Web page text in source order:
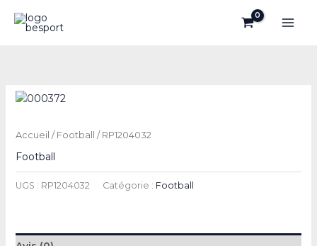
Accueil / Football / RP1204032
Football
UGS : RP1204032 Catégorie : Football